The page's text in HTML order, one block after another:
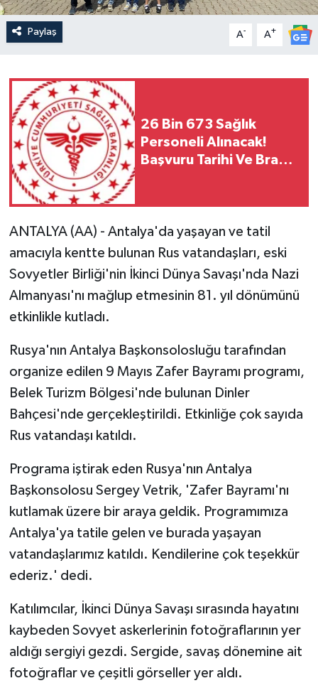
Paylaş A- A+
26 Bin 673 Sağlık
Personeli Alınacak!
Başvuru Tarihi Ve Branş
ANTALYA (AA) - Antalya'da yaşayan ve tatil
amacıyla kentte bulunan Rus vatandaşları, eski
Sovyetler Birliği'nin İkinci Dünya Savaşı'nda Nazi
Almanyası'nı mağlup etmesinin 81. yıl dönümünü
etkinlikle kutladı.
Rusya'nın Antalya Başkonsolosluğu tarafından
organize edilen 9 Mayıs Zafer Bayramı programı,
Belek Turizm Bölgesi'nde bulunan Dinler
Bahçesi'nde gerçekleştirildi. Etkinliğe çok sayıda
Rus vatandaşı katıldı.
Programa iştirak eden Rusya'nın Antalya
Başkonsolosu Sergey Vetrik, 'Zafer Bayramı'nı
kutlamak üzere bir araya geldik. Programımıza
Antalya'ya tatile gelen ve burada yaşayan
vatandaşlarımız katıldı. Kendilerine çok teşekkür
ederiz.' dedi.
Katılımcılar, İkinci Dünya Savaşı sırasında hayatını
kaybeden Sovyet askerlerinin fotoğraflarının yer
aldığı sergiyi gezdi. Sergide, savaş dönemine ait
fotoğraflar ve çeşitli görseller yer aldı.